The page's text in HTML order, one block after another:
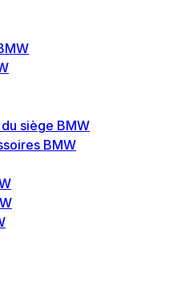
siège BMW
BMW